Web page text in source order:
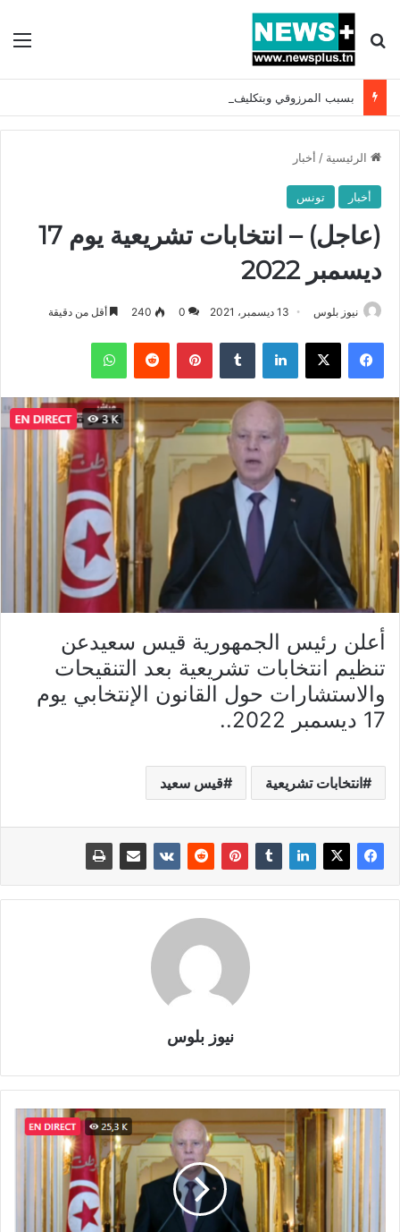
بحث عن
الرئيسية / أخبار
أخبار تونس
(عاجل) – انتخابات تشريعية يوم 17
ديسمبر 2022
نيوز بلوس 13 ديسمبر، 2021 0
240 أقل من دقيقة
فيسبوك X لينكدإن بينتيريست واتساب
أعلن رئيس الجمهورية قيس سعيدعن
تنظيم انتخابات تشريعية بعد التنقيحات
والاستشارات حول القانون الإنتخابي يوم
17 ديسمبر 2022..
انتخابات تشريعية قيس سعيد
نيوز بلوس